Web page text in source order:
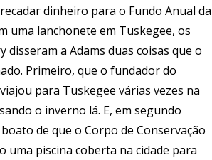
dinheiro para o Fundo Anual da
uma lanchonete em Tuskegee, os
disseram a Adams duas coisas que o
Primeiro, que o fundador do
para Tuskegee várias vezes na
o inverno lá. E, em segundo
de que o Corpo de Conservação
uma piscina coberta na cidade para